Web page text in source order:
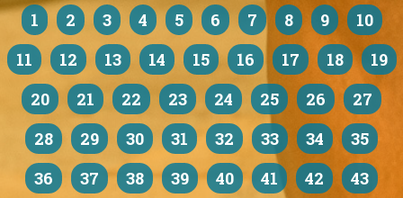
1 2 3 4 5 6 7 8 9
10
11
12 13 14 15 16 17 18
19
20
21 22 23 24 25 26
27
28
29 30 31 32 33 34
35
36
37 38 39 40 41 42
43